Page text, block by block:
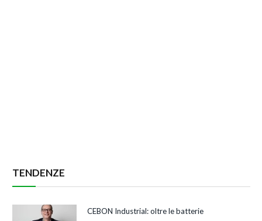
TENDENZE
CEBON Industrial: oltre le batterie